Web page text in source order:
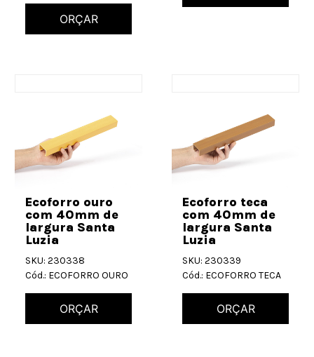
ORÇAR
Ecoforro ouro
com 40mm de
largura Santa
Luzia
SKU: 230338
Cód.: ECOFORRO OURO
ORÇAR
Ecoforro teca
com 40mm de
largura Santa
Luzia
SKU: 230339
Cód.: ECOFORRO TECA
ORÇAR